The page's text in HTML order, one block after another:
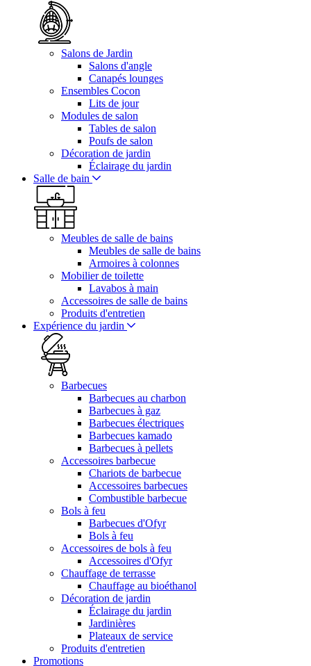
Salons de Jardin
Salons d'angle
Canapés lounges
Ensembles Cocon
Lits de jour
Modules de salon
Tables de salon
Poufs de salon
Décoration de jardin
Éclairage du jardin
Salle de bain
Meubles de salle de bains
Meubles de salle de bains
Armoires à colonnes
Mobilier de toilette
Lavabos à main
Accessoires de salle de bains
Produits d'entretien
Expérience du jardin
Barbecues
Barbecues au charbon
Barbecues à gaz
Barbecues électriques
Barbecues kamado
Barbecues à pellets
Accessoires barbecue
Chariots de barbecue
Accessoires barbecues
Combustible barbecue
Bols à feu
Barbecues d'Ofyr
Bols à feu
Accessoires de bols à feu
Accessoires d'Ofyr
Chauffage de terrasse
Chauffage au bioéthanol
Décoration de jardin
Éclairage du jardin
Jardinières
Plateaux de service
Produits d'entretien
Promotions